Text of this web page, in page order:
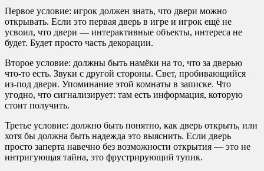
Первое условие: игрок должен знать, что двери можно
открывать. Если это первая дверь в игре и игрок ещё не
усвоил, что двери — интерактивные объекты, интереса не
будет. Будет просто часть декорации.
Второе условие: должны быть намёки на то, что за дверью
что-то есть. Звуки с другой стороны. Свет, пробивающийся
из-под двери. Упоминание этой комнаты в записке. Что
угодно, что сигнализирует: там есть информация, которую
стоит получить.
Третье условие: должно быть понятно, как дверь открыть, или
хотя бы должна быть надежда это выяснить. Если дверь
просто заперта навечно без возможности открытия — это не
интригующая тайна, это фрустрирующий тупик.